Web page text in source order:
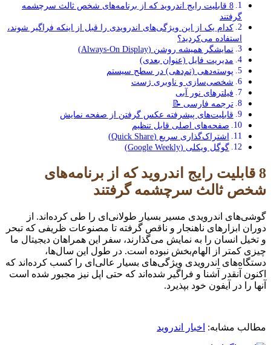
8 قابلیت رایج اندروید که از برنامه‌های شخص ثالث سرچشمه
گرفتند
کدام یک از این ویژگی‌های اندرویدی را قبل از اینکه فراگیر شوند،
استفاده می‌کردید؟
نمایشگر همیشه روشن (Always-On Display)
مدیریت فایل (عنوان بعدی)
پوسته‌دهی (تم‌دهی) در سطح سیستم
شخصی‌سازی و ناوبری ژست
فیلترهای نور آبی
ترجمه فارسی 📝
قابلیت‌های پیشرفته عکس گرفتن از صفحه نمایش
صفحه‌های اصلی قابل تنظیم
اشتراک‌گذاری سریع (Quick Share)
گوگل ویکلی (Google Weekly)
8 قابلیت رایج اندروید که از برنامه‌های
شخص ثالث سرچشمه گرفتند
گوشی‌های اندرویدی مسیر بسیار طولانی‌ای را طی کرده‌اند. از
دوران ابزارهای ناهنجار و ناقص گرفته تا مصنوعات ظریفی که تبحر
و تخیل انسان را به نمایش می‌گذارند، سفر این همراهان دیجیتال ما
چیزی کمتر از الهام‌بخش نبوده است. در طول این سال‌ها،
دستگاه‌های اندرویدی ویژگی‌های بسیار عالی‌ای را کسب کرده‌اند که
اکنون آنقدر آشنا و فراگیر شده‌اند که حتی اپل نیز مجبور شده است
آنها را در آیفون خود بپذیرد.
مطالب مشابه: اخبار اندروید